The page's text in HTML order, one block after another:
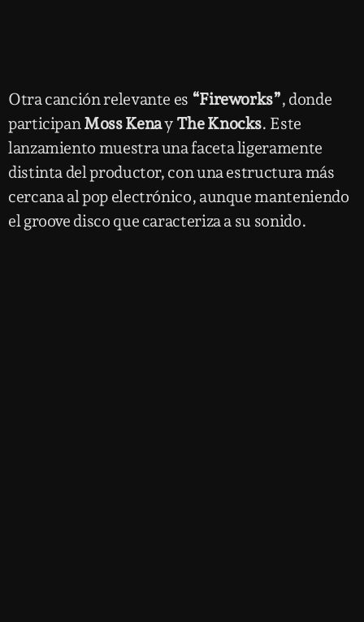
Otra canción relevante es “Fireworks”, donde
participanMoss Kenay The Knocks. Este
lanzamiento muestra una faceta ligeramente
distinta del productor, con una estructura más
cercana al pop electrónico, aunque manteniendo
el groove disco que caracteriza a su sonido.